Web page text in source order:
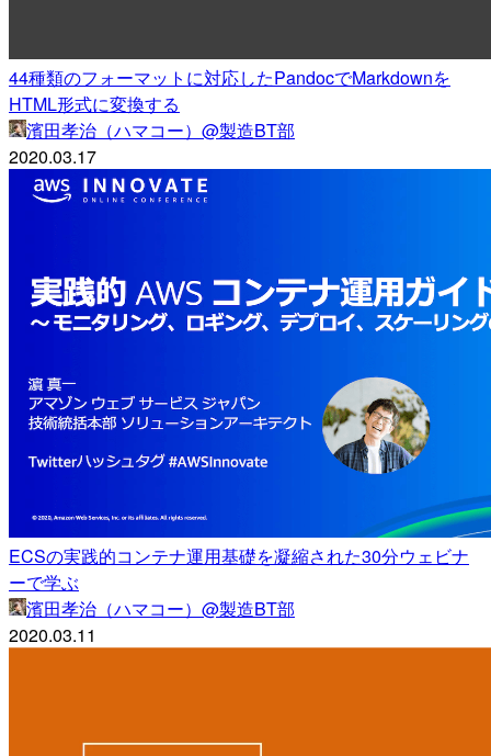
44種類のフォーマットに対応したPandocでMarkdownを
HTML形式に変換する
濱田孝治（ハマコー）@製造BT部
2020.03.17
ECSの実践的コンテナ運用基礎を凝縮された30分ウェビナ
ーで学ぶ
濱田孝治（ハマコー）@製造BT部
2020.03.11